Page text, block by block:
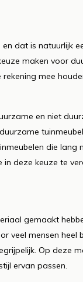
dat is natuurlijk
maken voor
mee
en niet
die lang
in deze keuze te
gemaakt
veel mensen heel
Op deze
ervan passen.